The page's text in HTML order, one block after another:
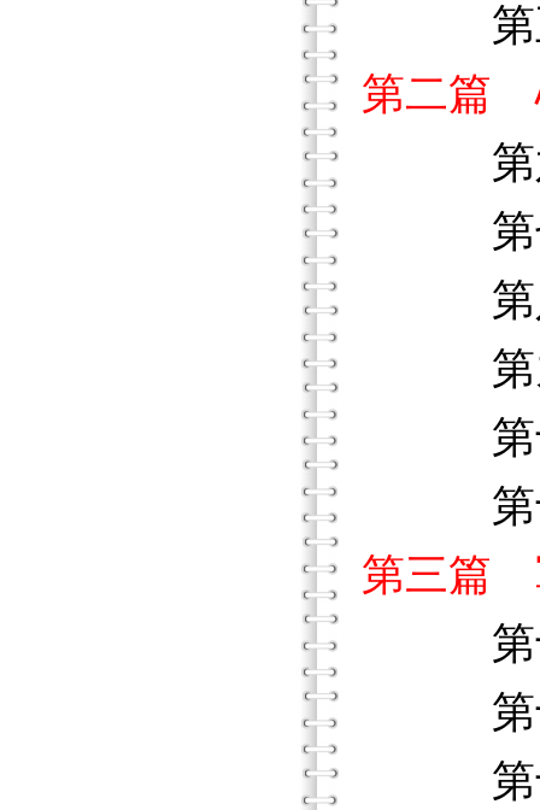
第五
第二篇
第六
第七
第八
第九
第十
第十
第三篇
第十
第十
第十